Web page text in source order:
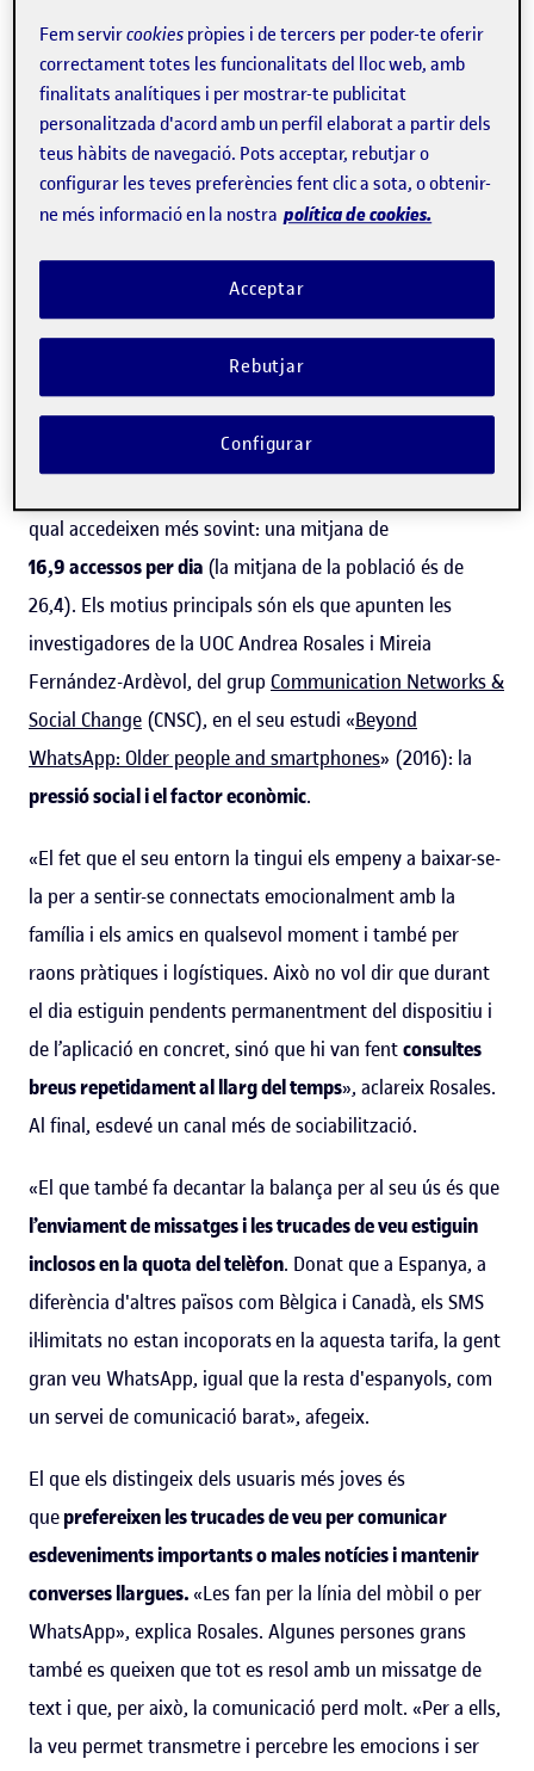
50% ja es connecta a internet des de casa seva iel telèfon
intel·ligentha esdevingut el dispositiu que usen més per
aconnectar-s’hi―el82,9% entre els més grans de 65
anys―. Però pel que fa a l’ús de WhatsApp, hi ha
diferències respecte als usuaris més joves? Són realment
motius els empeny a fer-la servir? Rosales, experta en
gent gran i TIC, ho analitza.
Aquesta aplicació de missatgeria instantània, igual que
els telèfons intel·ligents, actualment té un paper central
en la vida quotidiana de la gent gran que està
qual accedeixen més sovint: una mitjana de
16,9 accessos per dia (la mitjana de la població és de
26,4). Els motius principals són els que apunten les
investigadores de la UOC Andrea Rosales i Mireia
Fernández-Ardèvol, del grup Communication Networks &
Social Change (CNSC), en el seu estudi «Beyond
WhatsApp: Older people and smartphones» (2016): la
pressió social i el factor econòmic.
«El fet que el seu entorn la tingui els empeny a baixar-se-
la per a sentir-se connectats emocionalment amb la
família i els amics en qualsevol moment i també per
raons pràtiques i logístiques. Això no vol dir que durant
el dia estiguin pendents permanentment del dispositiu i
de l’aplicació en concret, sinó que hi van fentconsultes
breus repetidament al llarg del temps», aclareix Rosales.
Al final, esdevé un canal més de sociabilització.
«El que també fa decantar la balança per al seu ús és que
l’enviament de missatges i les trucades de veu estiguin
inclosos en la quota del telèfon. Donat que a Espanya, a
diferència d'altres països com Bèlgica i Canadà, els SMS
il·limitats no estan incoporats en la aquesta tarifa, la gent
gran veu WhatsApp, igual que la resta d'espanyols, com
un servei de comunicació barat», afegeix.
El que els distingeix dels usuaris més joves és
queprefereixen les trucades de veu per comunicar
esdeveniments importants o males notícies i mantenir
converses llargues. «Les fan per la línia del mòbil o per
WhatsApp», explica Rosales. Algunes persones grans
també es queixen que tot es resol amb un missatge de
text i que, per això, la comunicació perd molt. «Per a ells,
la veu permet transmetre i percebre les emocions i ser
Fem servircookies pròpies i de tercers per poder-te oferir
correctament totes les funcionalitats del lloc web, amb
finalitats analítiques i per mostrar-te publicitat
personalitzada d'acord amb un perfil elaborat a partir dels
teus hàbits de navegació. Pots acceptar, rebutjar o
configurar les teves preferències fent clic a sota, o obtenir-
ne més informació en la nostra política de cookies.
Rebutjar
Acceptar
Configurar